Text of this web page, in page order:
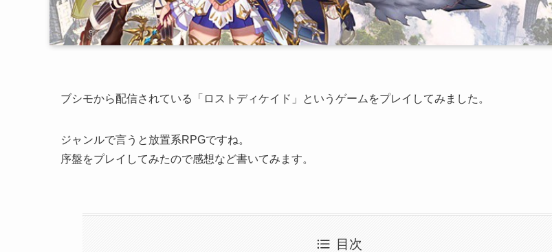
ブシモから配信されている「 ロストディケイド 」というゲームをプレイしてみました。
ジャンルで言うと放置系RPGですね。
序盤をプレイしてみたので感想など書いてみます。
目次